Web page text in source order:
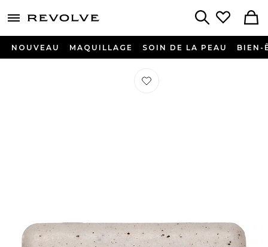
menu - shows more content
NOUVEAU MAQUILLAGE SOIN DE LA PEAU BIEN-
Préféré SAVON EXFOLIATING BAR